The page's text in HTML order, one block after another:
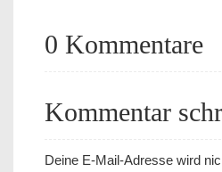
0 Kommentare
Kommentar
Deine E-Mail-Adresse wird